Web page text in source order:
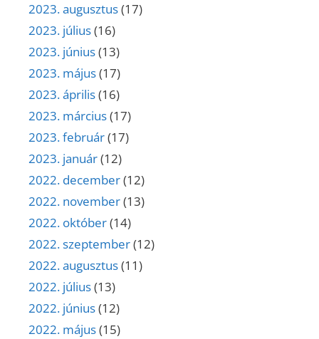
2023. augusztus(17)
2023. július(16)
2023. június(13)
2023. május(17)
2023. április(16)
2023. március(17)
2023. február(17)
2023. január(12)
2022. december(12)
2022. november(13)
2022. október(14)
2022. szeptember(12)
2022. augusztus(11)
2022. július(13)
2022. június(12)
2022. május(15)